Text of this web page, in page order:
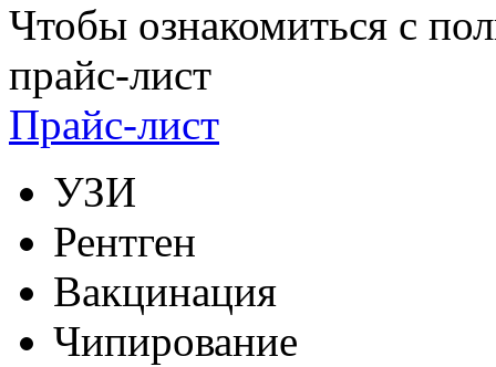
Чтобы ознакомиться с
прайс-лист
Прайс-лист
УЗИ
Рентген
Вакцинация
Чипирование